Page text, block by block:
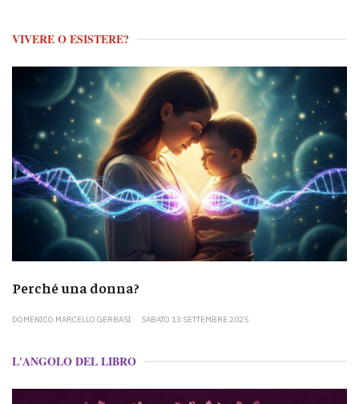
VIVERE O ESISTERE?
Perché una donna?
DOMENICO MARCELLO GERBASI SABATO 13 SETTEMBRE 2025
L'ANGOLO DEL LIBRO